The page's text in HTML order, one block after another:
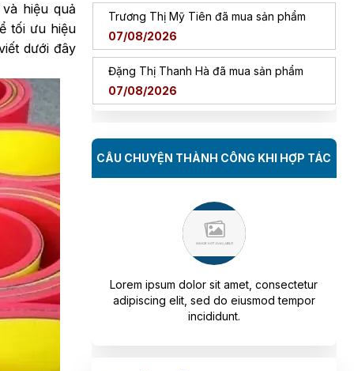
hiệu quả
tối ưu hiệu
dưới đây
Trương Thị Mỹ Tiên đã mua sản phẩm
07/08/2026
Đặng Thị Thanh Hà đã mua sản phẩm
07/08/2026
Trần Viết Đức đã mua sản phẩm
Đỗ Hoàng Nam đã mua sản phẩm
Nguyễn Minh Hiếu đã mua sản phẩm
07/08/2026
CÂU CHUYỆN THÀNH CÔNG KHI HỢP TÁC
consectetur
tempor
Lorem ipsum dolor sit amet, consectetur
adipiscing elit, sed do eiusmod tempor
incididunt.